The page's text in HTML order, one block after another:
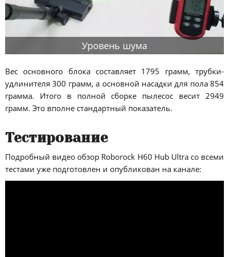
Уровень шума
Вес основного блока составляет 1795 грамм, трубки-
удлинителя 300 грамм, а основной насадки для пола 854
грамма. Итого в полной сборке пылесос весит 2949
грамм. Это вполне стандартный показатель.
Тестирование
Подробный видео обзор Roborock H60 Hub Ultra со всеми
тестами уже подготовлен и опубликован на канале: